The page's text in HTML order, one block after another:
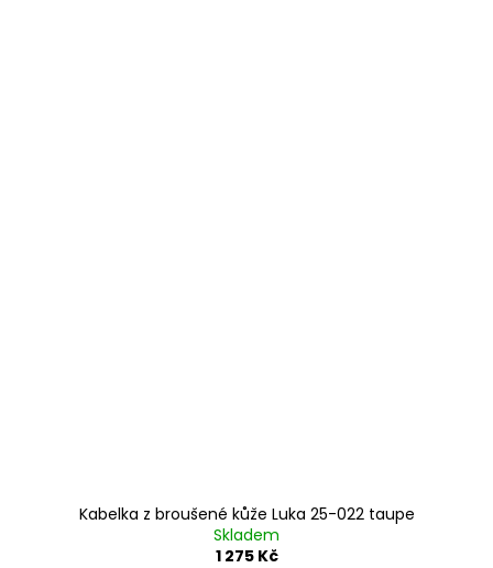
Kabelka z broušené kůže Luka 25-022 taupe
Skladem
1 275 Kč